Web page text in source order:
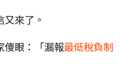
來了。
傻眼：「漏報最低稅負制